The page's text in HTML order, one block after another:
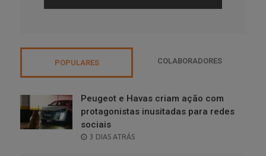
POPULARES COLABORADORES
Peugeot e Havas criam ação com
protagonistas inusitadas para redes
sociais
POSTED
3 DIAS ATRÁS